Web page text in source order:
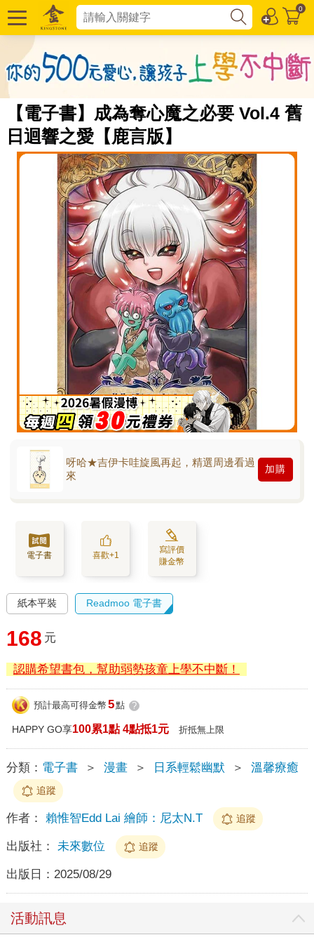
0
【電子書】成為奪心魔之必要 Vol.4 舊
日迴響之愛【鹿言版】
呀哈★吉伊卡哇旋風再起，精選周邊看過
來
加購
電子書 喜歡+1
寫評價
賺金幣
紙本平裝 Readmoo 電子書
168 元
認購希望書包，幫助弱勢孩童上學不中斷！
預計最高可得金幣 5點 ?
HAPPY GO享100累1點 4點抵1元 折抵無上限
分類： 電子書 ＞ 漫畫 ＞ 日系輕鬆幽默 ＞ 溫馨療癒
追蹤
作者： 賴惟智Edd Lai 繪師：尼太N.T 追蹤
出版社： 未來數位 追蹤
出版日： 2025/08/29
活動訊息